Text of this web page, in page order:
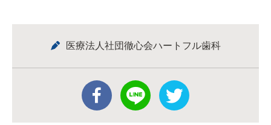
医療法人社団徹心会ハートフル歯科